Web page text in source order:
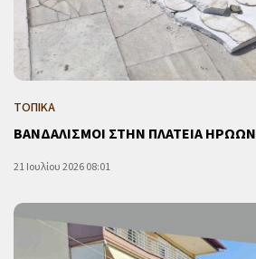
ΤΟΠΙΚΑ
ΒΑΝΔΑΛΙΣΜΟΙ ΣΤΗΝ ΠΛΑΤΕΙΑ ΗΡΩΩΝ
21 Ιουλίου 2026 08:01